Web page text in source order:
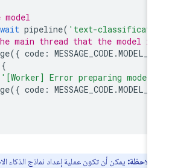
model
= await pipeline('text-
the main thread that the model
({ code: MESSAGE_CODE.
('[Worker] Error preparing
({ code: MESSAGE_CODE.
ملاحظة:يمكن أن تكون عملية إعداد نماذج الذكاء